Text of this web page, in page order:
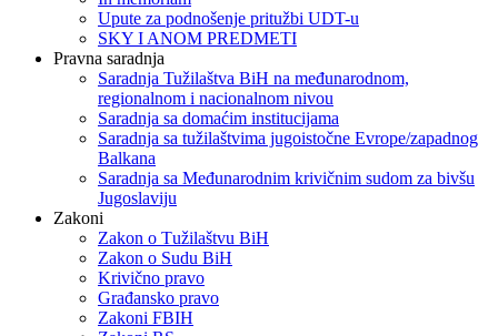
Upute za podnošenje pritužbi UDT-u
SKY I ANOM PREDMETI
Pravna saradnja
Saradnja Tužilaštva BiH na međunarodnom,
regionalnom i nacionalnom nivou
Saradnja sa domaćim institucijama
Saradnja sa tužilaštvima jugoistočne Evrope/zapadnog
Balkana
Saradnja sa Međunarodnim krivičnim sudom za bivšu
Jugoslaviju
Zakoni
Zakon o Тužilaštvu BiH
Zakon o Sudu BiH
Krivično pravo
Građansko pravo
Zakoni FBIH